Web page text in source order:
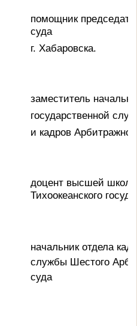
помощник
суда
г. Хабаровска.
заместитель
государственной
и кадров
доцент высшей
Тихоокеанского
начальник отдела
службы Шестого
суда